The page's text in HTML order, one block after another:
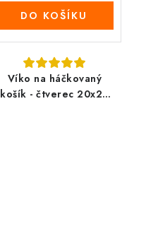
DO KOŠÍKU
Víko na háčkovaný
košík - čtverec 20x20